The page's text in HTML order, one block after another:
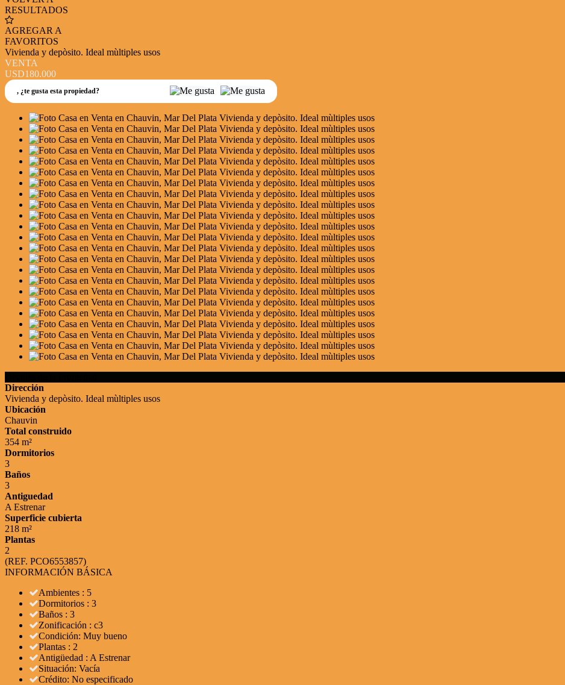
RESULTADOS
AGREGAR A
FAVORITOS
Vivienda y depòsito. Ideal mùltiples usos
VENTA
USD180.000
, ¿te gusta esta propiedad?
Dirección
Vivienda y depòsito. Ideal mùltiples usos
Ubicación
Chauvin
Total construido
354 m²
Dormitorios
3
Baños
3
Antiguedad
A Estrenar
Superficie cubierta
218 m²
Plantas
2
(REF. PCO6553857)
INFORMACIÓN BÁSICA
Ambientes : 5
Dormitorios : 3
Baños : 3
Zonificación : c3
Condición: Muy bueno
Plantas : 2
Antigüedad : A Estrenar
Situación: Vacía
Crédito: No especificado